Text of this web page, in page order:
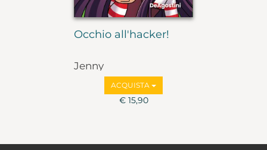
Occhio all'hacker!
Jenny
ACQUISTA
€ 15,90